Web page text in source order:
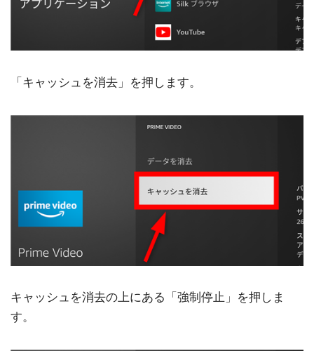
「キャッシュを消去」を押します。
キャッシュを消去の上にある「強制停止」を押しま
す。